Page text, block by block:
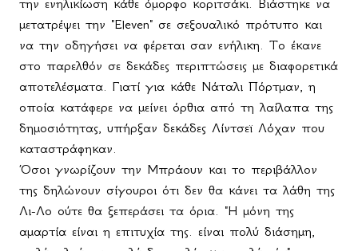
μετατρέψει την "Eleven" σε σεξουαλικό πρότυπο και
να την οδηγήσει να φέρεται σαν ενήλικη. Το έκανε
στο παρελθόν σε δεκάδες περιπτώσεις με διαφορετικά
αποτελέσματα. Γιατί για κάθε Νάταλι Πόρτμαν, η
οποία κατάφερε να μείνει όρθια από τη λαίλαπα της
δημοσιότητας, υπήρξαν δεκάδες Λίντσεϊ Λόχαν που
καταστράφηκαν.
Όσοι γνωρίζουν την Μπράουν και το περιβάλλον
της δηλώνουν σίγουροι ότι δεν θα κάνει τα λάθη της
Λι-Λο ούτε θα ξεπεράσει τα όρια. "Η μόνη της
αμαρτία είναι η επιτυχία της. είναι πολύ διάσημη,